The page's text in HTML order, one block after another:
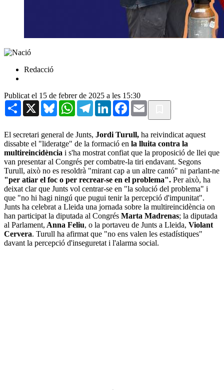
Redacció
Publicat el 15 de febrer de 2025 a les 15:30
Share X BlueskyWhatsAppTelegramLinkedInFacebook
Email
El secretari general de Junts, Jordi Turull, ha reivindicat aquest
dissabte el "lideratge" de la formació en la lluita contra la
multireincidència i s'ha mostrat confiat que la proposició de llei que
van presentar al Congrés per combatre-la tiri endavant. Segons
Turull, això no es resoldrà "mirant cap a un altre cantó" ni parlant-ne
"per atiar el foc o per recrear-se en el problema". Per això, ha
deixat clar que Junts vol centrar-se en "la solució del problema" i
que "no hi hagi ningú que pugui tenir la percepció d'impunitat".
Junts ha celebrat a Lleida una jornada sobre la multireincidència on
han participat la diputada al Congrés Marta Madrenas; la diputada
al Parlament, Anna Feliu, o la portaveu de Junts a Lleida, Violant
Cervera. Turull ha afirmat que "no ens valen les estadístiques"
davant la percepció d'inseguretat i l'alarma social.